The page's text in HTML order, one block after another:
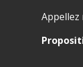
Appellez